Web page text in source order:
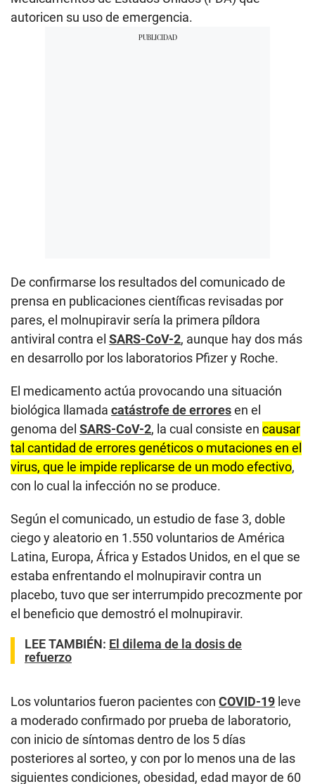
autoricen su uso de emergencia.
De confirmarse los resultados del comunicado de
prensa en publicaciones científicas revisadas por
pares, el molnupiravir sería la primera píldora
antiviral contra el SARS-CoV-2, aunque hay dos más
en desarrollo por los laboratorios Pfizer y Roche.
El medicamento actúa provocando una situación
biológica llamada catástrofe de erroresen el
genoma del SARS-CoV-2, la cual consiste en causar
tal cantidad de errores genéticos o mutaciones en el
virus, que le impide replicarse de un modo efectivo,
con lo cual la infección no se produce.
Según el comunicado, un estudio de fase 3, doble
ciego y aleatorio en 1.550 voluntarios de América
Latina, Europa, África y Estados Unidos, en el que se
estaba enfrentando el molnupiravir contra un
placebo, tuvo que ser interrumpido precozmente por
el beneficio que demostró el molnupiravir.
LEE TAMBIÉN: El dilema de la dosis de
refuerzo
Los voluntarios fueron pacientes con COVID-19 leve
a moderado confirmado por prueba de laboratorio,
con inicio de síntomas dentro de los 5 días
posteriores al sorteo, y con por lo menos una de las
siguientes condiciones, obesidad, edad mayor de 60